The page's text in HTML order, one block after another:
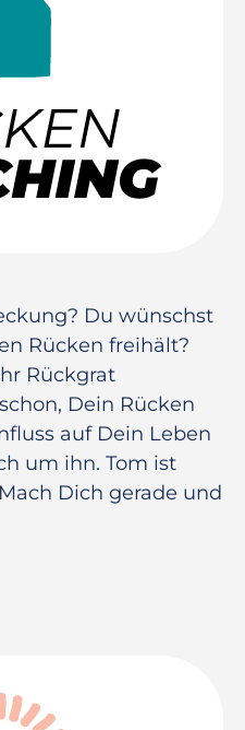
Du wünschst
Rücken freihält?
Rückgrat
Dein Rücken
auf Dein Leben
um ihn. Tom ist
Dich gerade und